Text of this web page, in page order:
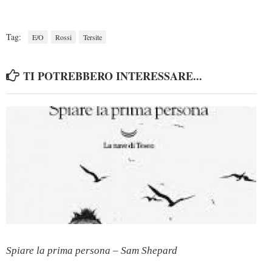
Tag: E/O Rossi Tersite
TI POTREBBERO INTERESSARE...
Spiare la prima persona – Sam Shepard